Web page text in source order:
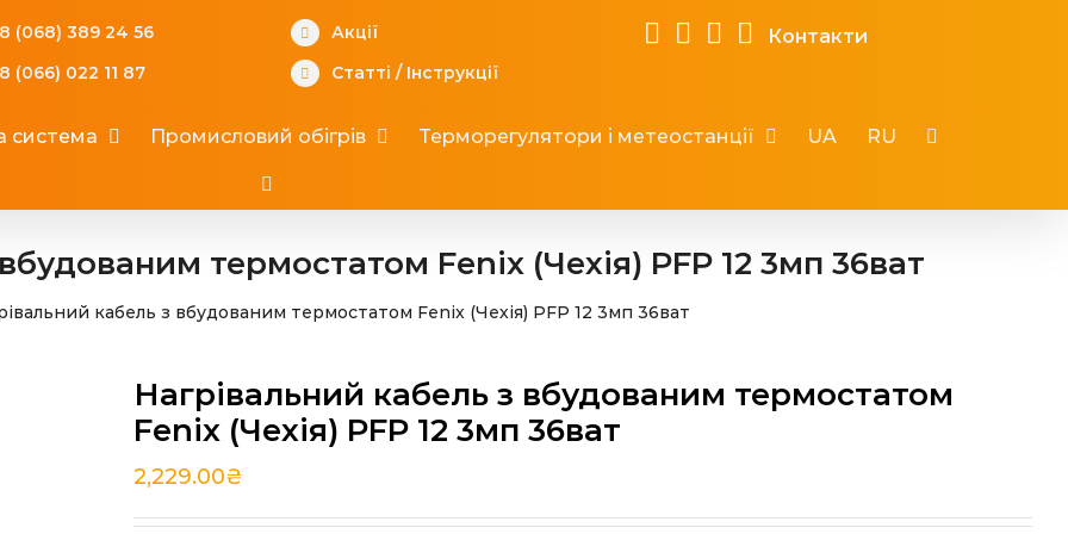
(068) 389 24 56
(066) 022 11 87
Акції
Статті / Інструкції
Контакти
система Промисловий обігрів Терморегулятори і метеостанції UA RU
термостатом Fenix (Чехія) PFP 12 3мп 36ват
кабель з вбудованим термостатом Fenix (Чехія) PFP 12 3мп 36ват
Нагрівальний кабель з вбудованим термостатом
Fenix (Чехія) PFP 12 3мп 36ват
2,229.00₴